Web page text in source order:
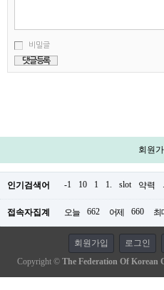
비밀글
회원
인기검색어 -1 10 1 1. slot 약력 .
접속자집계 오늘 662 어제 660 최
회원가입 로그인
Copyright © The Federation Of Korean